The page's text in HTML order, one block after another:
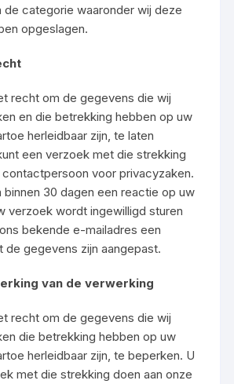
de categorie waaronder wij deze
opgeslagen.
recht om de gegevens die wij
en die betrekking hebben op uw
herleidbaar zijn, te laten
een verzoek met die strekking
contactpersoon voor privacyzaken.
binnen 30 dagen een reactie op uw
verzoek wordt ingewilligd sturen
bekende e-mailadres een
de gegevens zijn aangepast.
van de verwerking
recht om de gegevens die wij
die betrekking hebben op uw
herleidbaar zijn, te beperken. U
met die strekking doen aan onze